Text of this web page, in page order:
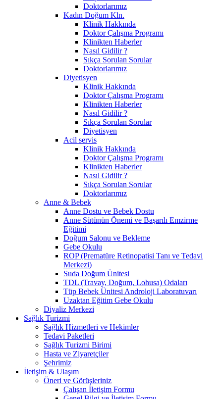
Doktorlarımız
Kadın Doğum Kln.
Klinik Hakkında
Doktor Çalışma Programı
Klinikten Haberler
Nasıl Gidilir ?
Sıkça Sorulan Sorular
Doktorlarımız
Diyetisyen
Klinik Hakkında
Doktor Çalışma Programı
Klinikten Haberler
Nasıl Gidilir ?
Sıkça Sorulan Sorular
Diyetisyen
Acil servis
Klinik Hakkında
Doktor Çalışma Programı
Klinikten Haberler
Nasıl Gidilir ?
Sıkça Sorulan Sorular
Doktorlarımız
Anne & Bebek
Anne Dostu ve Bebek Dostu
Anne Sütünün Önemi ve Başarılı Emzirme
Eğitimi
Doğum Salonu ve Bekleme
Gebe Okulu
ROP (Prematüre Retinopatisi Tanı ve Tedavi
Merkezi)
Suda Doğum Ünitesi
TDL (Travay, Doğum, Lohusa) Odaları
Tüp Bebek Ünitesi Androloji Laboratuvarı
Uzaktan Eğitim Gebe Okulu
Diyaliz Merkezi
Sağlık Turizmi
Sağlık Hizmetleri ve Hekimler
Tedavi Paketleri
Sağlık Turizmi Birimi
Hasta ve Ziyaretçiler
Şehrimiz
İletişim & Ulaşım
Öneri ve Görüşleriniz
Çalışan İletişim Formu